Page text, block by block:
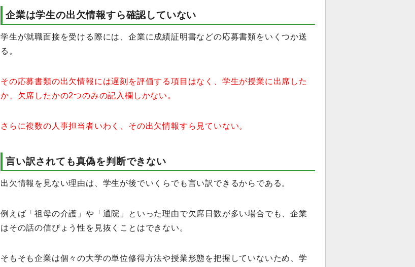
企業は学生の出欠情報すら確認していない
学生が就職面接を受ける際には、企業に成績証明書などの応募書類をいくつか送
る。
その応募書類の出欠情報には遅刻を評価する項目はなく、学生が授業に出席した
か、欠席したかの2つのみの記入欄しかない。
さらに複数の人事担当者いわく、その出欠情報すら見ていない。
言い訳されても真偽を判断できない
出欠情報を見ない理由は、学生が後でいくらでも言い訳できるからである。
例えば「祖母の介護」や「通院」といった理由で欠席日数が多い場合でも、企業
はその話の信ぴょう性を見抜くことはできない。
そもそも企業は個々の大学の単位修得方法や授業形態を把握していないため、学